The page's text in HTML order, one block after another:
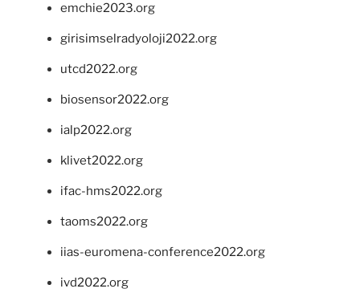
emchie2023.org
girisimselradyoloji2022.org
utcd2022.org
biosensor2022.org
ialp2022.org
klivet2022.org
ifac-hms2022.org
taoms2022.org
iias-euromena-conference2022.org
ivd2022.org